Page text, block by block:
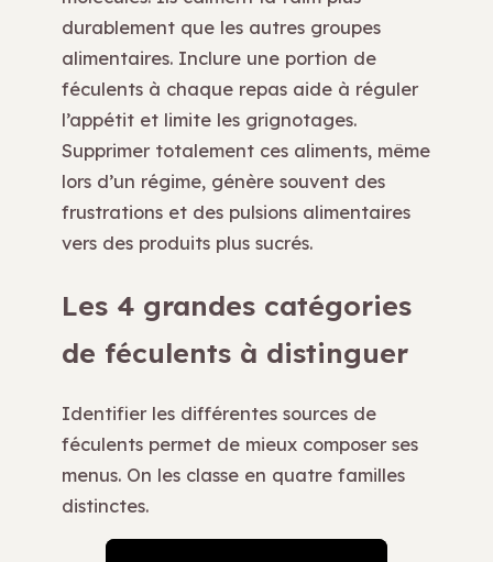
durablement que les autres groupes
alimentaires. Inclure une portion de
féculents à chaque repas aide à réguler
l’appétit et limite les grignotages.
Supprimer totalement ces aliments, même
lors d’un régime, génère souvent des
frustrations et des pulsions alimentaires
vers des produits plus sucrés.
Les 4 grandes catégories
de féculents à distinguer
Identifier les différentes sources de
féculents permet de mieux composer ses
menus. On les classe en quatre familles
distinctes.